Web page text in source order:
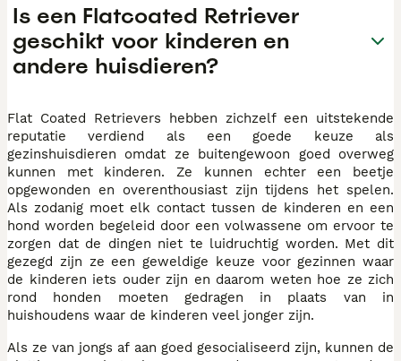
Is een Flatcoated Retriever
geschikt voor kinderen en
andere huisdieren?
Flat Coated Retrievers hebben zichzelf een uitstekende
reputatie verdiend als een goede keuze als
gezinshuisdieren omdat ze buitengewoon goed overweg
kunnen met kinderen. Ze kunnen echter een beetje
opgewonden en overenthousiast zijn tijdens het spelen.
Als zodanig moet elk contact tussen de kinderen en een
hond worden begeleid door een volwassene om ervoor te
zorgen dat de dingen niet te luidruchtig worden. Met dit
gezegd zijn ze een geweldige keuze voor gezinnen waar
de kinderen iets ouder zijn en daarom weten hoe ze zich
rond honden moeten gedragen in plaats van in
huishoudens waar de kinderen veel jonger zijn.
Als ze van jongs af aan goed gesocialiseerd zijn, kunnen de